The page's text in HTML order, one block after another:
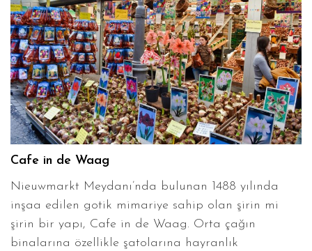
Cafe in de Waag
Nieuwmarkt Meydanı’nda bulunan 1488 yılında
inşaa edilen gotik mimariye sahip olan şirin mi
şirin bir yapı, Cafe in de Waag. Orta çağın
binalarına özellikle şatolarına hayranlık